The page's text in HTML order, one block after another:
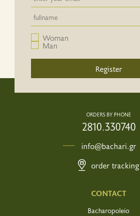
Newsletter email input field
Woman
Man
Register
CONTACT
Bacharopoleio
ORDERS BY PHONE
2810.330740
info@bachari.gr
order tracking